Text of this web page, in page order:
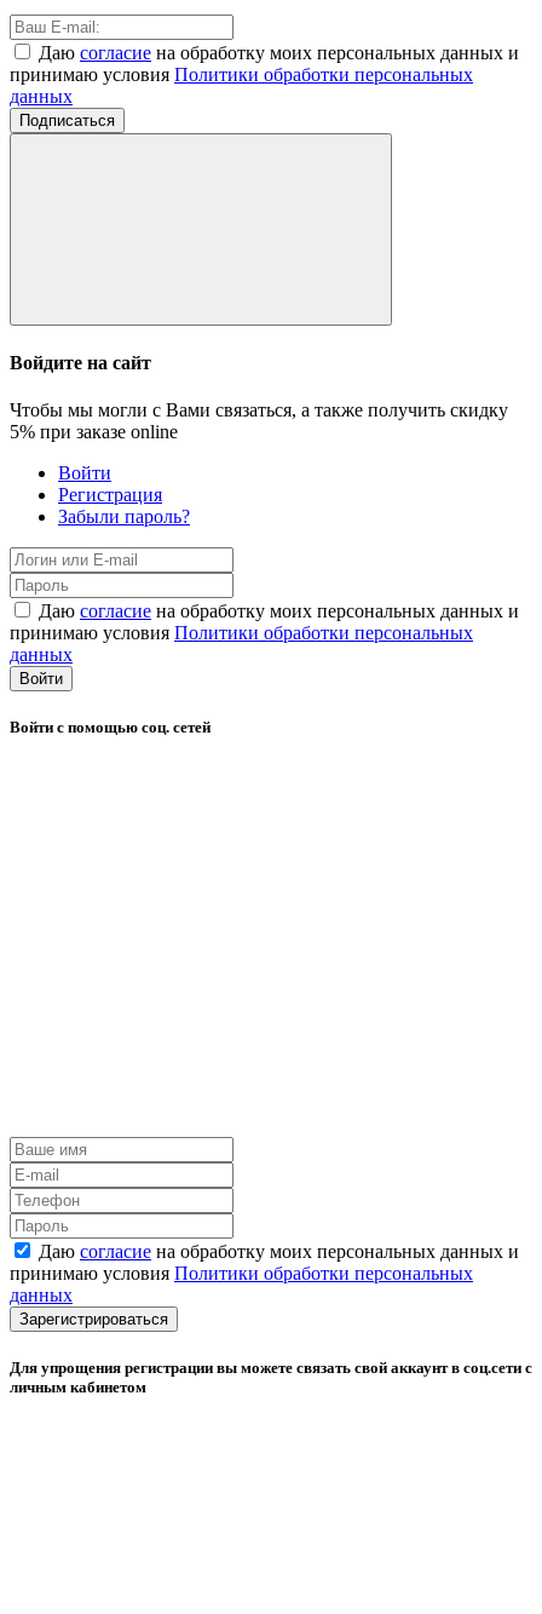
Даю согласие на обработку моих персональных данных и
принимаю условия Политики обработки персональных
данных
Подписаться
Войдите на сайт
Чтобы мы могли с Вами связаться, а также получить скидку
5% при заказе online
Войти
Регистрация
Забыли пароль?
Даю согласие на обработку моих персональных данных и
принимаю условия Политики обработки персональных
данных
Войти
Войти с помощью соц. сетей
Даю согласие на обработку моих персональных данных и
принимаю условия Политики обработки персональных
данных
Зарегистрироваться
Для упрощения регистрации вы можете связать свой аккаунт в соц.сети с
личным кабинетом